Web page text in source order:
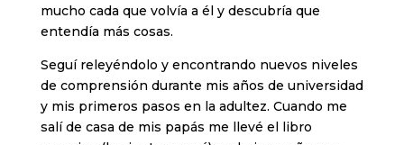
mucho cada que volvía a él y descubría que
entendía más cosas.
Seguí releyéndolo y encontrando nuevos niveles
de comprensión durante mis años de universidad
y mis primeros pasos en la adultez. Cuando me
salí de casa de mis papás me llevé el libro